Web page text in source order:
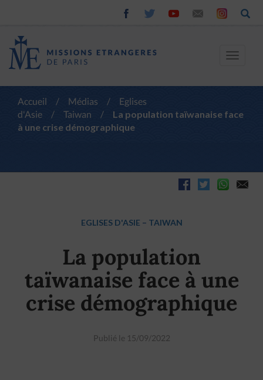
Toggle
Accueil / Médias /
Eglises
d'Asie
/ Taiwan /
La population taïwanaise face
à une crise démographique
EGLISES D'ASIE – TAIWAN
La population
taïwanaise face à une
crise démographique
Publié le 15/09/2022